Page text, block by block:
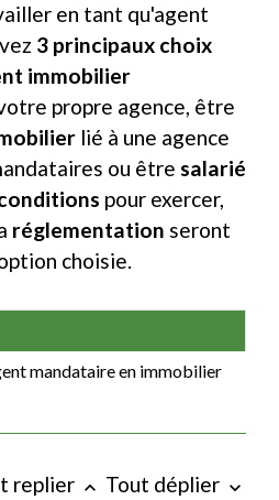
en tant qu'agent
3 principaux choix
immobilier
propre agence, être
lié à une agence
ou être salarié
pour exercer,
réglementation seront
choisie.
mandataire en immobilier
replier keyboard_arrow_up Tout déplier keyboard_arrow_down